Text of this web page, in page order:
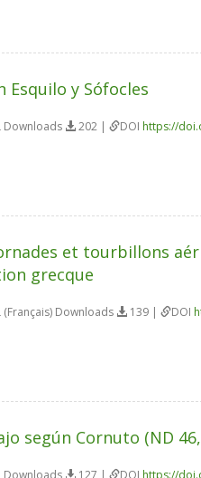
Esquilo y Sófocles
Downloads 202 | DOI https://
et tourbillons
grecque
(Français) Downloads 139 | DOI
según Cornuto (ND
Downloads 127 | DOI https://